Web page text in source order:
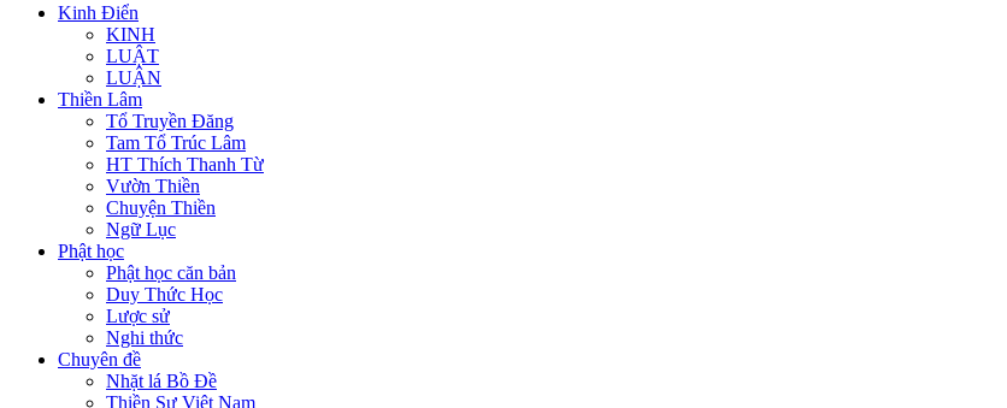
Kinh Điển
KINH
LUẬT
LUẬN
Thiền Lâm
Tổ Truyền Đăng
Tam Tổ Trúc Lâm
HT Thích Thanh Từ
Vườn Thiền
Chuyện Thiền
Ngữ Lục
Phật học
Phật học căn bản
Duy Thức Học
Lược sử
Nghi thức
Chuyên đề
Nhặt lá Bồ Đề
Thiền Sư Việt Nam